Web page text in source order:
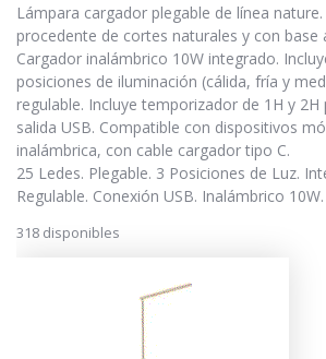
Lámpara cargador plegable de línea
procedente de cortes naturales y con base
Cargador inalámbrico 10W integrado.
posiciones de iluminación (cálida, fría y
regulable. Incluye temporizador de 1H y 2H
salida USB. Compatible con dispositivos
inalámbrica, con cable cargador tipo C.
25 Ledes. Plegable. 3 Posiciones de Luz.
Regulable. Conexión USB. Inalámbrico
318 disponibles